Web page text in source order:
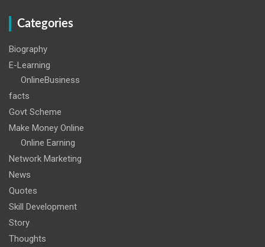
Categories
Biography
E-Learning
OnlineBusiness
facts
Govt Scheme
Make Money Online
Online Earning
Network Marketing
News
Quotes
Skill Development
Story
Thoughts